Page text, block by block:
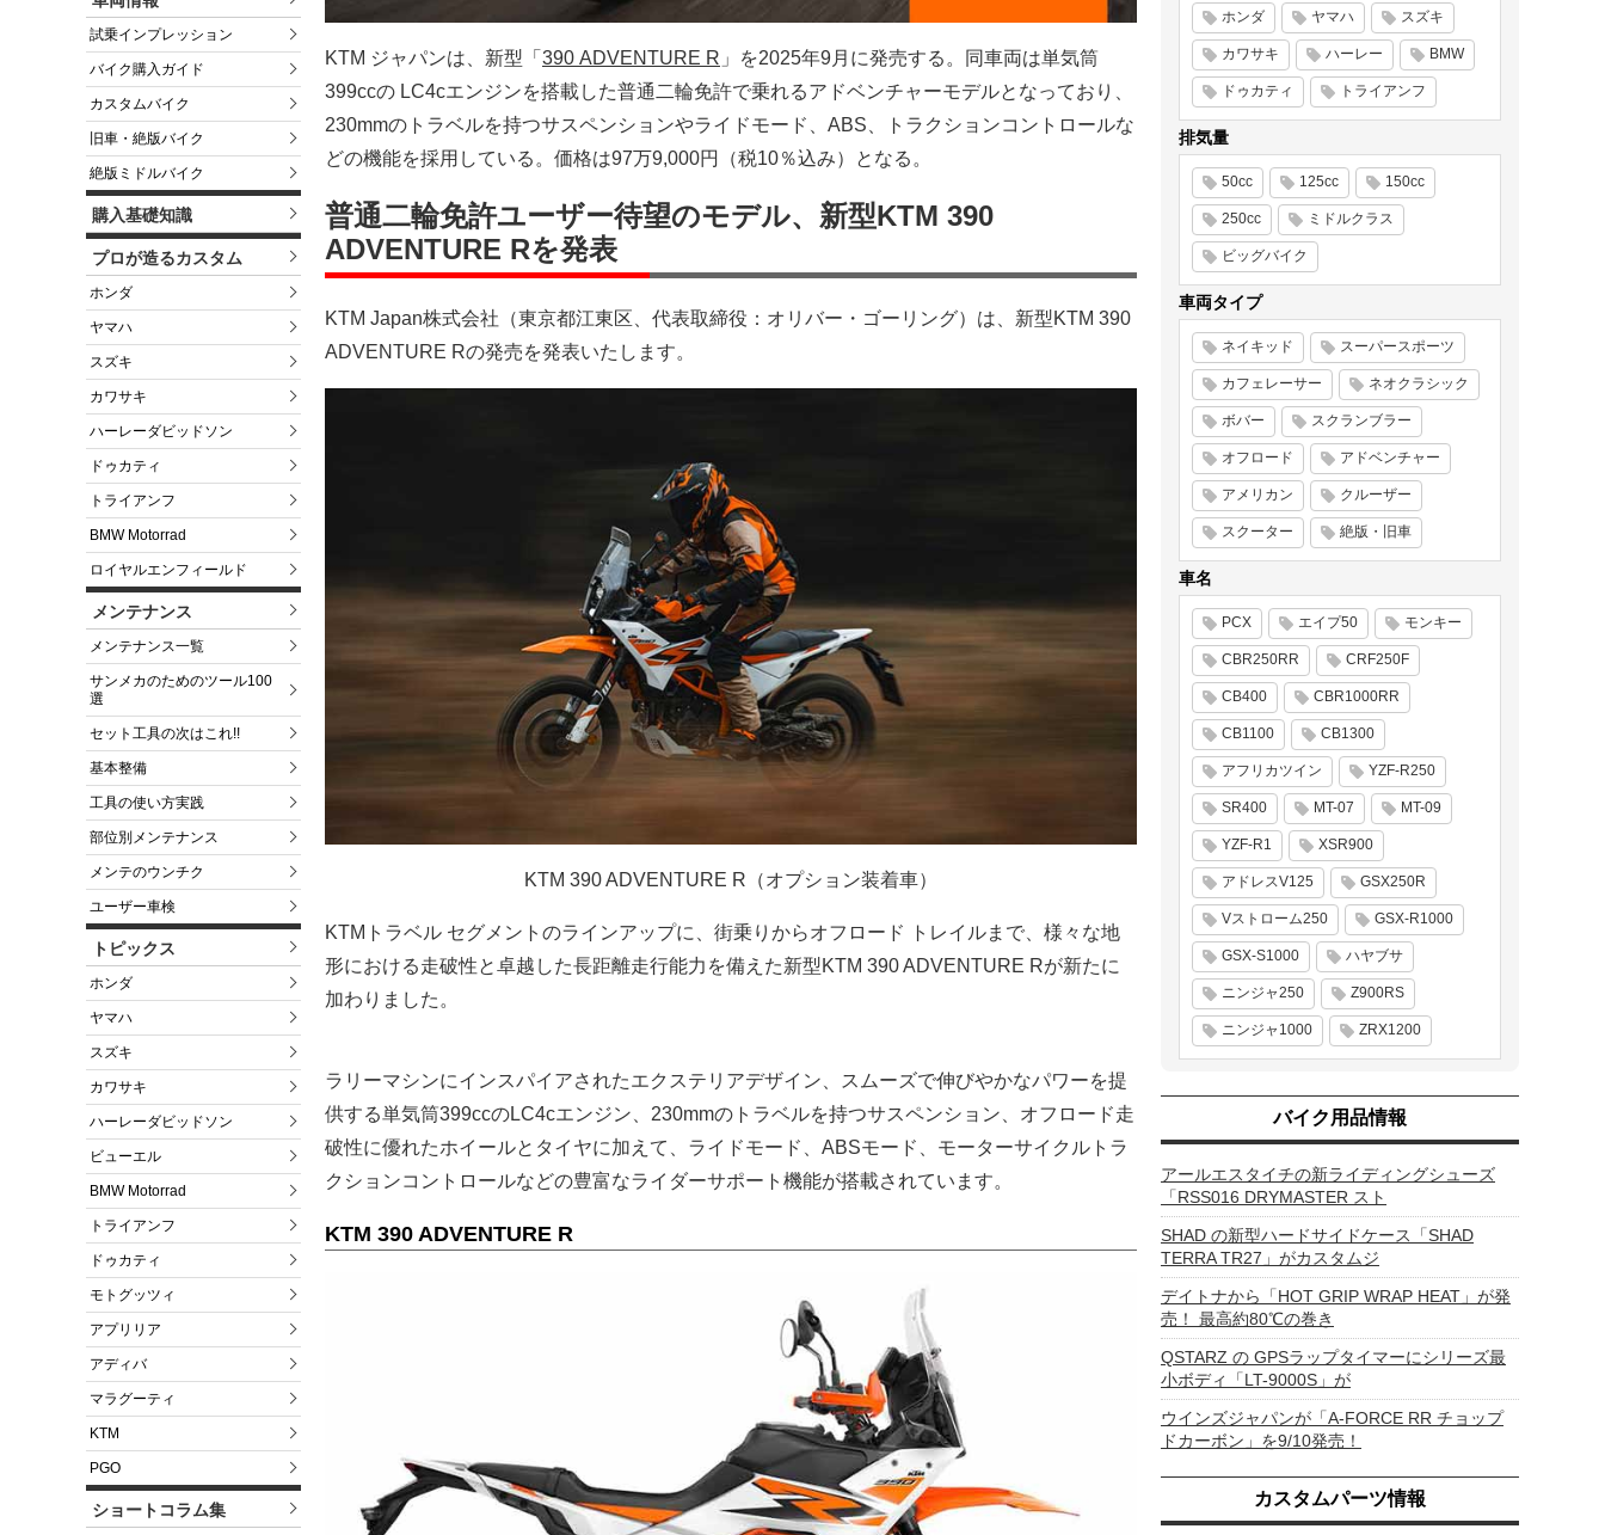
試乗インプレッション
バイク購入ガイド
カスタムバイク
旧車・絶版バイク
絶版ミドルバイク
購入基礎知識
プロが造るカスタム
ホンダ
ヤマハ
スズキ
カワサキ
ハーレーダビッドソン
ドゥカティ
トライアンフ
BMW Motorrad
ロイヤルエンフィールド
メンテナンス
メンテナンス一覧
サンメカのためのツール100
選
セット工具の次はこれ!!
基本整備
工具の使い方実践
部位別メンテナンス
メンテのウンチク
ユーザー車検
トピックス
ホンダ
ヤマハ
スズキ
カワサキ
ハーレーダビッドソン
ビューエル
BMW Motorrad
トライアンフ
ドゥカティ
モトグッツィ
アプリリア
アディバ
マラグーティ
KTM
PGO
ショートコラム集
KTM ジャパンは、新型「 390 ADVENTURE R 」を2025年9月に発売する。同車両は単気筒
399ccの LC4cエンジンを搭載した普通二輪免許で乗れるアドベンチャーモデルとなっており、
230mmのトラベルを持つサスペンションやライドモード、ABS、トラクションコントロールな
どの機能を採用している。価格は97万9,000円（税10％込み）となる。
普通二輪免許ユーザー待望のモデル、新型KTM 390
ADVENTURE Rを発表
KTM Japan株式会社（東京都江東区、代表取締役：オリバー・ゴーリング）は、新型KTM 390
ADVENTURE Rの発売を発表いたします。
KTM 390 ADVENTURE R（オプション装着車）
KTMトラベル セグメントのラインアップに、街乗りからオフロード トレイルまで、様々な地
形における走破性と卓越した長距離走行能力を備えた新型KTM 390 ADVENTURE Rが新たに
加わりました。
ラリーマシンにインスパイアされたエクステリアデザイン、スムーズで伸びやかなパワーを提
供する単気筒399ccのLC4cエンジン、230mmのトラベルを持つサスペンション、オフロード走
破性に優れたホイールとタイヤに加えて、ライドモード、ABSモード、モーターサイクルトラ
クションコントロールなどの豊富なライダーサポート機能が搭載されています。
KTM 390 ADVENTURE R
ホンダ ヤマハ スズキ
カワサキ ハーレー BMW
ドゥカティ トライアンフ
排気量
50cc 125cc 150cc
250cc ミドルクラス
ビッグバイク
車両タイプ
ネイキッド スーパースポーツ
カフェレーサー ネオクラシック
ボバー スクランブラー
オフロード アドベンチャー
アメリカン クルーザー
スクーター 絶版・旧車
車名
PCX エイプ50 モンキー
CBR250RR CRF250F
CB400 CBR1000RR
CB1100 CB1300
アフリカツイン YZF-R250
SR400 MT-07 MT-09
YZF-R1 XSR900
アドレスV125 GSX250R
Vストローム250 GSX-R1000
GSX-S1000 ハヤブサ
ニンジャ250 Z900RS
ニンジャ1000 ZRX1200
バイク用品情報
アールエスタイチの新ライディングシューズ
「RSS016 DRYMASTER スト
SHAD の新型ハードサイドケース「SHAD
TERRA TR27」がカスタムジ
デイトナから「HOT GRIP WRAP HEAT」が発
売！ 最高約80℃の巻き
QSTARZ の GPSラップタイマーにシリーズ最
小ボディ「LT-9000S」が
ウインズジャパンが「A-FORCE RR チョップ
ドカーボン」を9/10発売！
カスタムパーツ情報